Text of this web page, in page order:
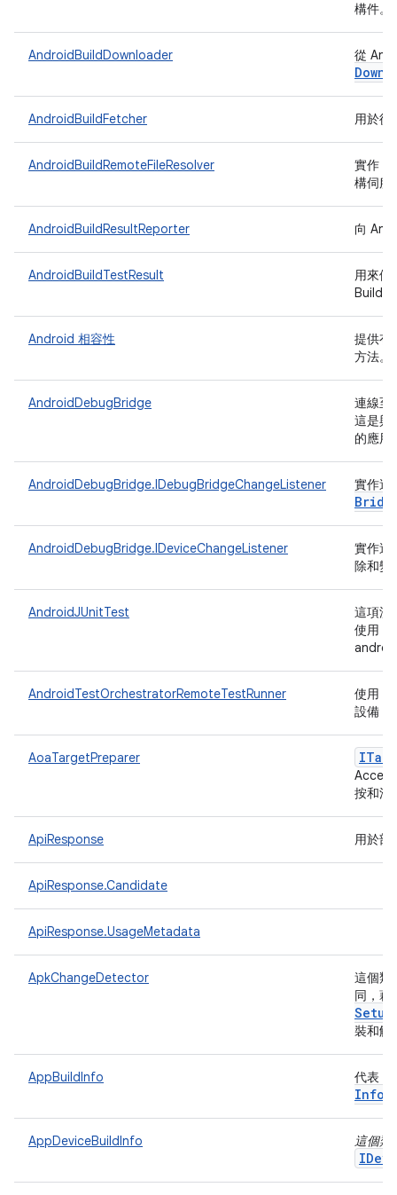
構件。
AndroidBuildDownloader 從
AndroidBuildFetcher 用於從
AndroidBuildRemoteFileResolver 實作
構伺服
AndroidBuildResultReporter 向
AndroidBuildTestResult
用來儲
Build
Android 相容性
提供有
方法。
AndroidDebugBridge
連線至
這是與
的應用
AndroidDebugBridge.IDebugBridgeChangeListener 實作這
AndroidDebugBridge.IDeviceChangeListener
實作這
除和變
AndroidJUnitTest
這項測
使用
AndroidTestOrchestratorRemoteTestRunner
使用
設備
AoaTargetPreparer
按和滑
ApiResponse 用於剖
ApiResponse.Candidate
ApiResponse.UsageMetadata
ApkChangeDetector
這個類
同，藉
裝和解
AppBuildInfo 代表
Info
AppDeviceBuildInfo 這個類